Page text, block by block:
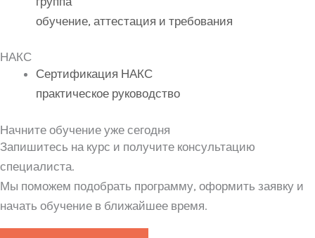
обучение, аттестация и требования
НАКС
Сертификация НАКС
практическое руководство
Начните обучение уже сегодня
Запишитесь на курс и получите консультацию
специалиста.
Мы поможем подобрать программу, оформить заявку и
начать обучение в ближайшее время.